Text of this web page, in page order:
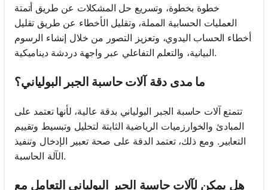
خطوة بخطوة، وتسريع حل المشكلات عن طريق أتمتة
العمليات الحسابية المملة، وتقليل الأخطاء عن طريق تقليل
أخطاء الحساب اليدوي، وتعزيز التصور من خلال إنشاء الرسوم
البيانية، والتعلم التفاعلي عبر واجهة دردشة ديناميكية.
ما مدى دقة آلات حاسبة الجبر البولياني؟
تتمتع آلات حاسبة الجبر البولياني بدقة عالية، لأنها تعتمد على
المبادئ والخوارزميات الرياضية الثابتة لتحليل وتبسيط وتقييم
التعابير. ومع ذلك، تعتمد الدقة على صحة تعبير الإدخال وتنفيذ
الآلة الحاسبة.
هل يمكن لآلات حاسبة الجبر البولياني التعامل مع